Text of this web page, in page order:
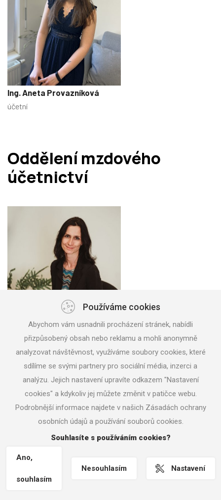
Ing. Aneta Provazníková
účetní
Oddělení mzdového
účetnictví
Ing. Pavlína Veverková
mzdová účetní
Používáme cookies
Abychom vám usnadnili procházení stránek, nabídli
přizpůsobený obsah nebo reklamu a mohli anonymně
analyzovat návštěvnost, využíváme soubory cookies, které
sdílíme se svými partnery pro sociální média, inzerci a
analýzu. Jejich nastavení upravíte odkazem "Nastavení
cookies" a kdykoliv jej můžete změnit v patičce webu.
Podrobnější informace najdete v našich Zásadách ochrany
osobních údajů a používání souborů cookies.
Souhlasíte s používáním cookies?
Ano,
souhlasím
Nesouhlasím Nastavení